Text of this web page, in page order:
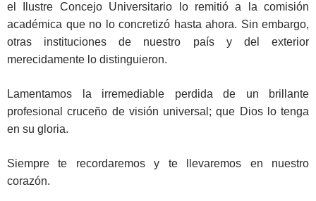
el Ilustre Concejo Universitario lo remitió a la comisión
académica que no lo concretizó hasta ahora. Sin embargo,
otras instituciones de nuestro país y del exterior
merecidamente lo distinguieron.
Lamentamos la irremediable perdida de un brillante
profesional cruceño de visión universal; que Dios lo tenga
en su gloria.
Siempre te recordaremos y te llevaremos en nuestro
corazón.